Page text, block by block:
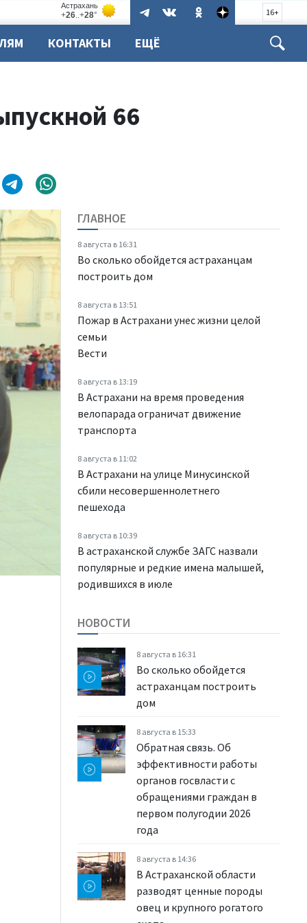
16+
КОНТАКТЫ ЕЩЁ
66
ГЛАВНОЕ
8 августа в 16:31
Во сколько обойдется астраханцам
построить дом
8 августа в 13:51
Пожар в Астрахани унес жизни целой
семьи
Вести
8 августа в 13:19
В Астрахани на время проведения
велопарада ограничат движение
транспорта
8 августа в 11:02
В Астрахани на улице Минусинской
сбили несовершеннолетнего
пешехода
8 августа в 10:39
В астраханской службе ЗАГС назвали
популярные и редкие имена малышей,
родившихся в июле
НОВОСТИ
8 августа в 16:31
Во сколько обойдется
астраханцам построить
дом
8 августа в 15:33
Обратная связь. Об
эффективности работы
органов госвласти с
обращениями граждан в
первом полугодии 2026
года
8 августа в 14:36
В Астраханской области
разводят ценные породы
овец и крупного рогатого